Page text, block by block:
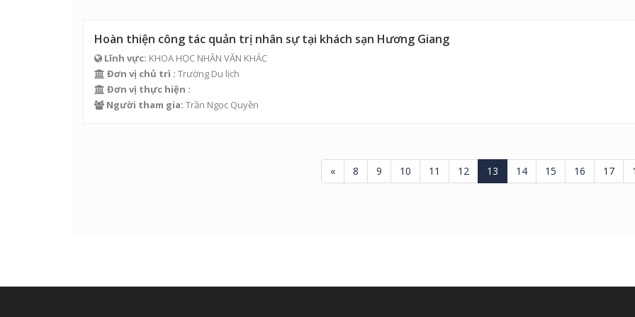
Hoàn thiện công tác quản trị nhân sự tại khách sạn Hương Giang
Lĩnh vực: KHOA HỌC NHÂN VĂN KHÁC
Đơn vị chủ trì : Trường Du lịch
Đơn vị thực hiện :
Người tham gia: Trần Ngọc Quyền
« 8 9 10 11 12 13 14 15 16 17